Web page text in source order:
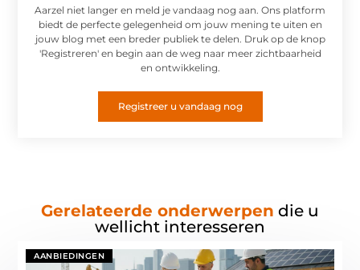
Aarzel niet langer en meld je vandaag nog aan. Ons platform
biedt de perfecte gelegenheid om jouw mening te uiten en
jouw blog met een breder publiek te delen. Druk op de knop
'Registreren' en begin aan de weg naar meer zichtbaarheid
en ontwikkeling.
Registreer u vandaag nog
Gerelateerde onderwerpen die u
wellicht interesseren
AANBIEDINGEN